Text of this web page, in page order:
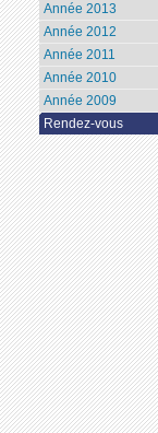
Année 2013
Année 2012
Année 2011
Année 2010
Année 2009
Rendez-vous